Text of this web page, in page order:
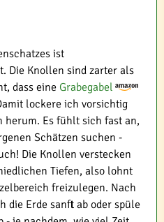
ist
Die Knollen sind zarter als
dass eine Grabegabel
lockere ich vorsichtig
herum. Es fühlt sich fast an,
Schätzen suchen -
Die Knollen verstecken
Tiefen, also lohnt
freizulegen. Nach
die Erde sanft ab oder spüle